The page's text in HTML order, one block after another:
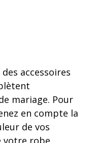
accessoires
mariage. Pour
en compte la
de vos
votre robe.